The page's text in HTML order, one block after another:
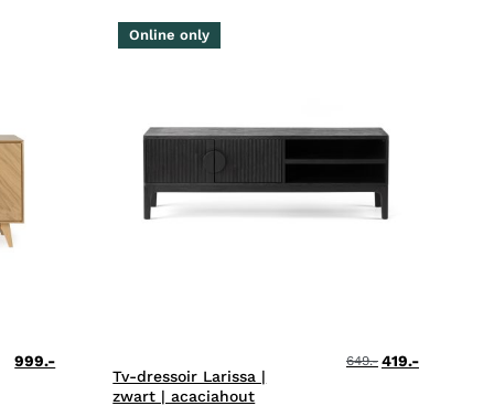
999.-
Online only
Tv-dressoir Larissa |
zwart | acaciahout
649.- 419.-